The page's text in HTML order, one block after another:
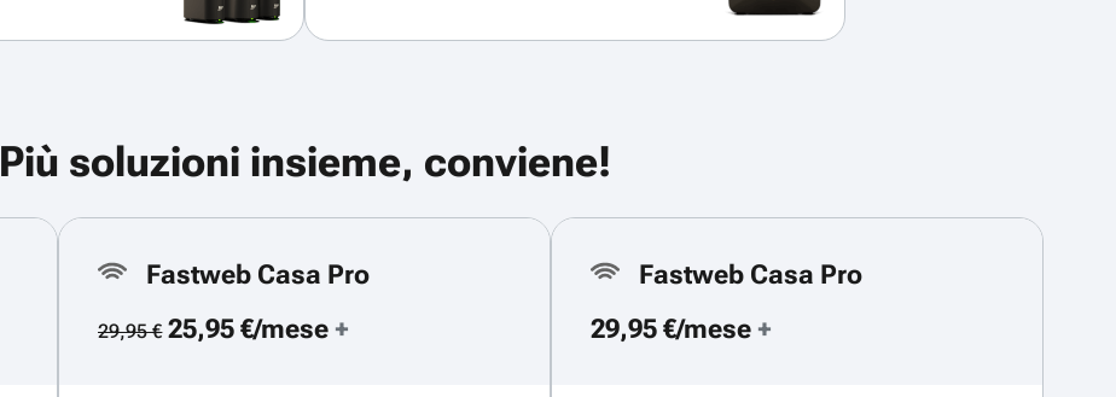
Più soluzioni insieme, conviene!
Fastweb Casa Pro
29,95 €25,95 €/mese +
Fastweb Casa Pro
29,95 €/mese +